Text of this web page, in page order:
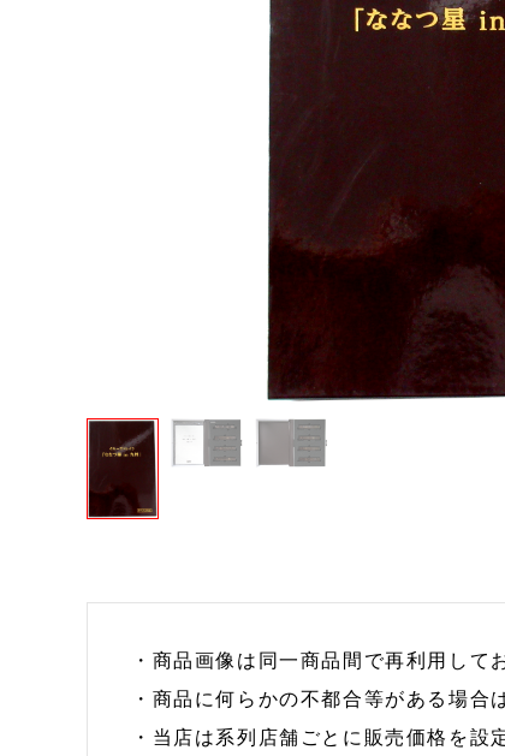
・商品画像は同一商品間で再利用して
・商品に何らかの不都合等がある場合
・当店は系列店舗ごとに販売価格を